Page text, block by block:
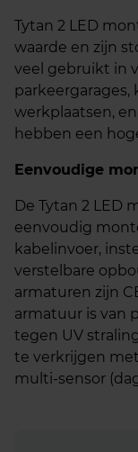
Tytan 2 LED
waarde en zijn
veel gebruikt in
parkeergarages,
werkplaatsen,
hebben een
Eenvoudige
De Tytan 2 LED
eenvoudig
kabelinvoer,
verstelbare
armaturen zijn
armatuur is van
tegen UV
te verkrijgen
multi-sensor